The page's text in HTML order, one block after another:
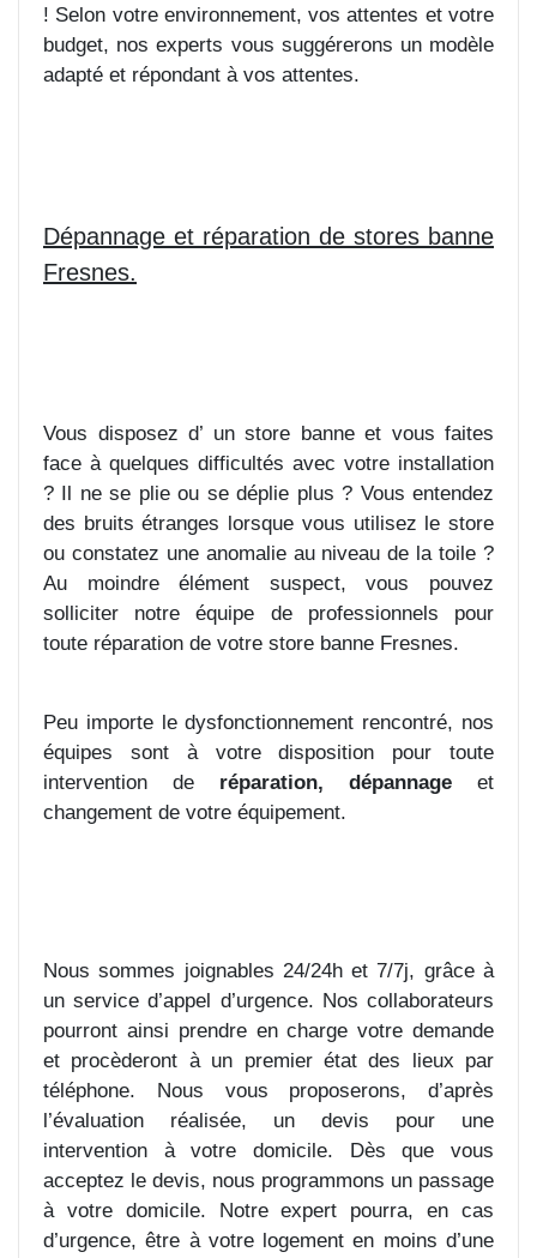
! Selon votre environnement, vos attentes et votre
budget, nos experts vous suggérerons un modèle
adapté et répondant à vos attentes.
Dépannage et réparation de stores banne
Fresnes.
Vous disposez d’ un store banne et vous faites
face à quelques difficultés avec votre installation
? Il ne se plie ou se déplie plus ? Vous entendez
des bruits étranges lorsque vous utilisez le store
ou constatez une anomalie au niveau de la toile ?
Au moindre élément suspect, vous pouvez
solliciter notre équipe de professionnels pour
toute réparation de votre store banne Fresnes.
Peu importe le dysfonctionnement rencontré, nos
équipes sont à votre disposition pour toute
intervention de réparation, dépannage et
changement de votre équipement.
Nous sommes joignables 24/24h et 7/7j, grâce à
un service d’appel d’urgence. Nos collaborateurs
pourront ainsi prendre en charge votre demande
et procèderont à un premier état des lieux par
téléphone. Nous vous proposerons, d’après
l’évaluation réalisée, un devis pour une
intervention à votre domicile. Dès que vous
acceptez le devis, nous programmons un passage
à votre domicile. Notre expert pourra, en cas
d’urgence, être à votre logement en moins d’une